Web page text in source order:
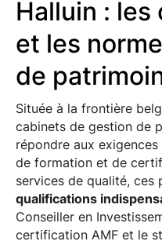
Halluin :
et les
de
Située à la frontière
cabinets de gestion de
répondre aux
de formation et de
services de qualité, ces
qualifications
Conseiller en
certification AMF et le